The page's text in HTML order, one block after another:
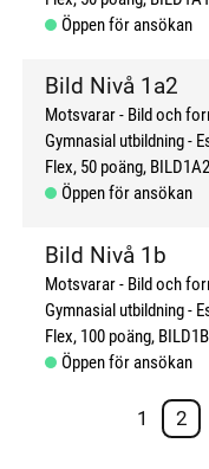
Öppen för ansökan
Bild Nivå 1a2
Motsvarar - Bild och
Gymnasial utbildning
Flex 50 poäng
Öppen för ansökan
Bild Nivå 1b
Motsvarar - Bild och
Gymnasial utbildning
Flex 100 poäng
Öppen för ansökan
1 2